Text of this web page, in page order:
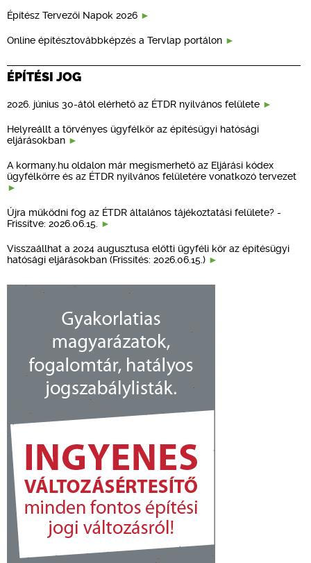
Építész Tervezői Napok 2026
Online építésztovábbképzés a Tervlap portálon
ÉPÍTÉSI JOG
2026. június 30-ától elérhető az ÉTDR nyilvános felülete
Helyreállt a törvényes ügyfélkör az építésügyi hatósági
eljárásokban
A kormany.hu oldalon már megismerhető az Eljárási kódex
ügyfélkörre és az ÉTDR nyilvános felületére vonatkozó tervezet
Újra működni fog az ÉTDR általános tájékoztatási felülete? -
Frissítve: 2026.06.15.
Visszaállhat a 2024 augusztusa előtti ügyféli kör az építésügyi
hatósági eljárásokban (Frissítés: 2026.06.15.)